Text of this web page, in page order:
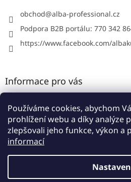
Používáme cookies, abychom
prohlížení webu a díky analýze
zlepšovali jeho funkce, výkon a
informací
obchod@alba-professional.cz
Podpora B2B portálu: 770 342
https://www.facebook.com/
Informace pro vás
Obchodní podmínky
Podmínky ochrany osobních údajů
Vytvořil